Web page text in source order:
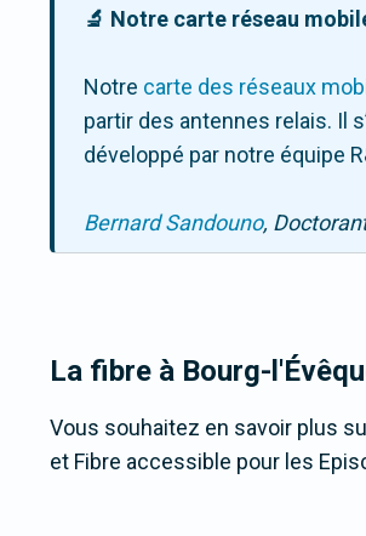
🔬 Notre carte réseau
Notre carte des réseaux
partir des antennes relais. Il
développé par notre équipe
Bernard Sandouno,
La fibre à Bourg-
Vous souhaitez en savoir plus
et Fibre accessible pour les